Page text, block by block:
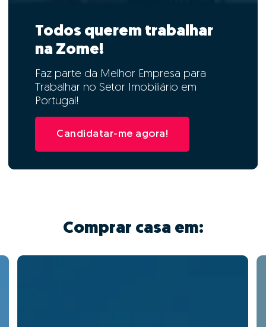
Todos querem trabalhar
na Zome!
Faz parte da Melhor Empresa para
Trabalhar no Setor Imobiliário em
Portugal!
Candidatar-me agora!
Comprar casa em: